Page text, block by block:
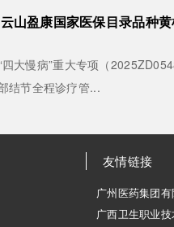
山盈康国家医保目录品种
大慢病”重大专项（
结节全程诊疗管...
友情链接
广州医药集团有
广西卫生职业